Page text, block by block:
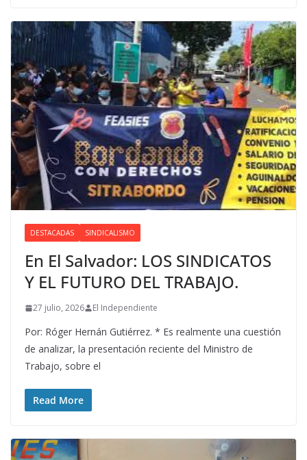
DESTACADAS SINDICALISMO
En El Salvador: LOS SINDICATOS
Y EL FUTURO DEL TRABAJO.
27 julio, 2026 El Independiente
Por: Róger Hernán Gutiérrez. * Es realmente una cuestión
de analizar, la presentación reciente del Ministro de
Trabajo, sobre el
Read More